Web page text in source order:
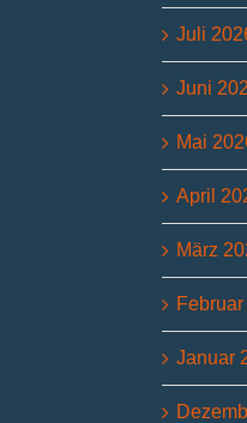
Juli
Juni
Mai
April
März
Januar